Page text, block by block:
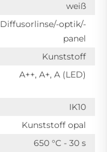
weiß
Diffusorlinse/-optik/-
panel
Kunststoff
A++, A+, A (LED)
IK10
Kunststoff opal
650 °C - 30 s